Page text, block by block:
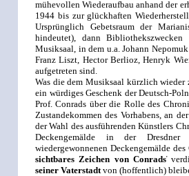
mühevollen Wiederaufbau anhand der
1944 bis zur glückhaften
Ursprünglich Gebetsraum der
hindeutet), dann
Musiksaal, in dem u.a. Johann
Franz Liszt, Hector Berlioz, Henryk
aufgetreten sind.
Was die dem Musiksaal kürzlich wieder
ein würdiges Geschenk der Deutsch-
Prof. Conrads über die Rolle des
Zustandekommen des Vorhabens, an
der Wahl des ausführenden Künstlers
Deckengemälde in der Dresdner
wiedergewonnenen Deckengemälde
sichtbares Zeichen von Conrads
seiner Vaterstadtvon (hoffentlich)